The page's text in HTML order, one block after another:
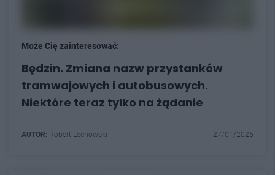
Może Cię zainteresować:
Będzin. Zmiana nazw przystanków
tramwajowych i autobusowych.
Niektóre teraz tylko na żądanie
AUTOR: Robert Lechowski 27/01/2025